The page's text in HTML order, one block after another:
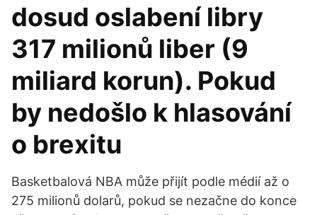
dosud oslabení libry
317 milionů liber (9
miliard korun). Pokud
by nedošlo k hlasování
o brexitu
Basketbalová NBA může přijít podle médií až o
275 milionů dolarů, pokud se nezačne do konce